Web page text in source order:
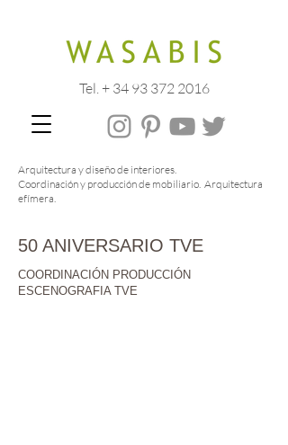
Arquitectura y diseño de interiores.
Coordinación y producción de mobiliario. Arquitectura
efímera.
Tel. + 34 93 372 2016
50 ANIVERSARIO TVE
COORDINACIÓN PRODUCCIÓN
ESCENOGRAFIA TVE